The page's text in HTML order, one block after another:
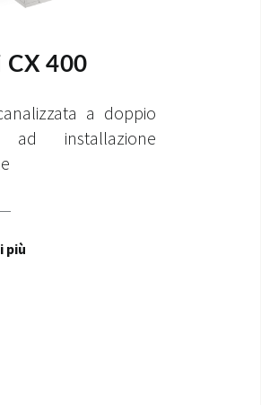
CX 400
a doppio
ad installazione
più